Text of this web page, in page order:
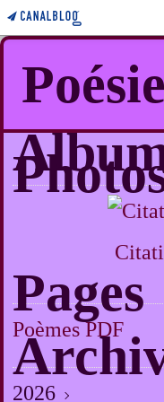
Pages
Poèmes PDF
2026